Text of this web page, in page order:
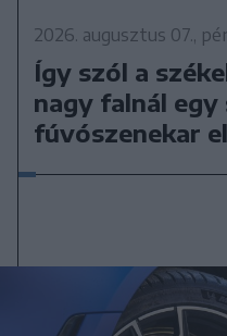
2026. augusztus 07.,
Így szól a
nagy falnál
fúvószenekar